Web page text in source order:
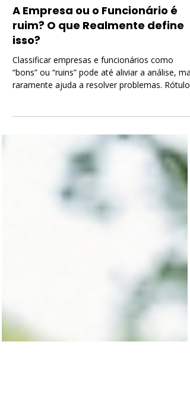
Mike Reis
11 de mar.
3 min de leitura
Opinião
A Empresa ou o Funcionário é
ruim? O que Realmente define
Classificar empresas e funcionários como
“bons” ou “ruins” pode até aliviar a análise, mas
raramente ajuda a resolver problemas. Rótulos
escondem causas reais e reduzem a
responsabilidade compartilhada que existe em